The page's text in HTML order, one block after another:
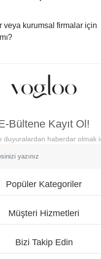
veya kurumsal firmalar için
Bültene Kayıt Ol!
duyuralardan haberdar olmak
Popüler Kategoriler
Müşteri Hizmetleri
Bizi Takip Edin